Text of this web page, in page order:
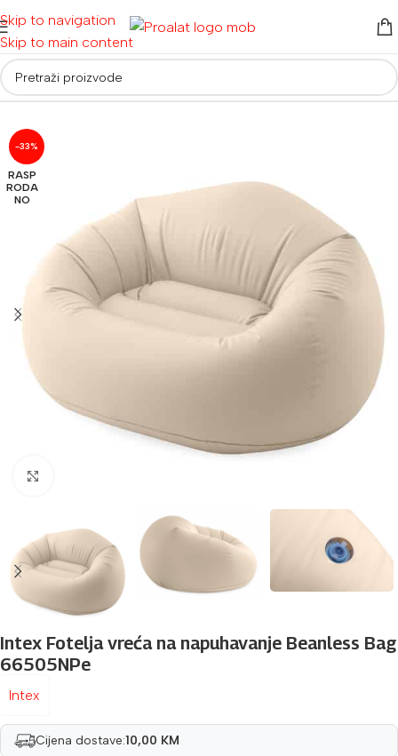
Skip to navigation
Skip to main content
Početna/ Bazeni/Fotelje i madraci na napuhavanje
-33%
RASP
RODA
NO
Intex Fotelja vreća na napuhavanje Beanless Bag
66505NPe
Intex
Cijena dostave:10,00 KM